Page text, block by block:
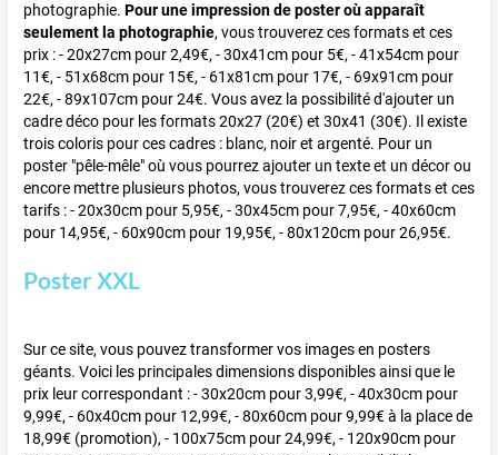
photographie. Pour une impression de poster où apparaît
seulement la photographie, vous trouverez ces formats et ces
prix : - 20x27cm pour 2,49€, - 30x41cm pour 5€, - 41x54cm pour
11€, - 51x68cm pour 15€, - 61x81cm pour 17€, - 69x91cm pour
22€, - 89x107cm pour 24€. Vous avez la possibilité d'ajouter un
cadre déco pour les formats 20x27 (20€) et 30x41 (30€). Il existe
trois coloris pour ces cadres : blanc, noir et argenté. Pour un
poster "pêle-mêle" où vous pourrez ajouter un texte et un décor ou
encore mettre plusieurs photos, vous trouverez ces formats et ces
tarifs : - 20x30cm pour 5,95€, - 30x45cm pour 7,95€, - 40x60cm
pour 14,95€, - 60x90cm pour 19,95€, - 80x120cm pour 26,95€.
Poster XXL
Sur ce site, vous pouvez transformer vos images en posters
géants. Voici les principales dimensions disponibles ainsi que le
prix leur correspondant : - 30x20cm pour 3,99€, - 40x30cm pour
9,99€, - 60x40cm pour 12,99€, - 80x60cm pour 9,99€ à la place de
18,99€ (promotion), - 100x75cm pour 24,99€, - 120x90cm pour